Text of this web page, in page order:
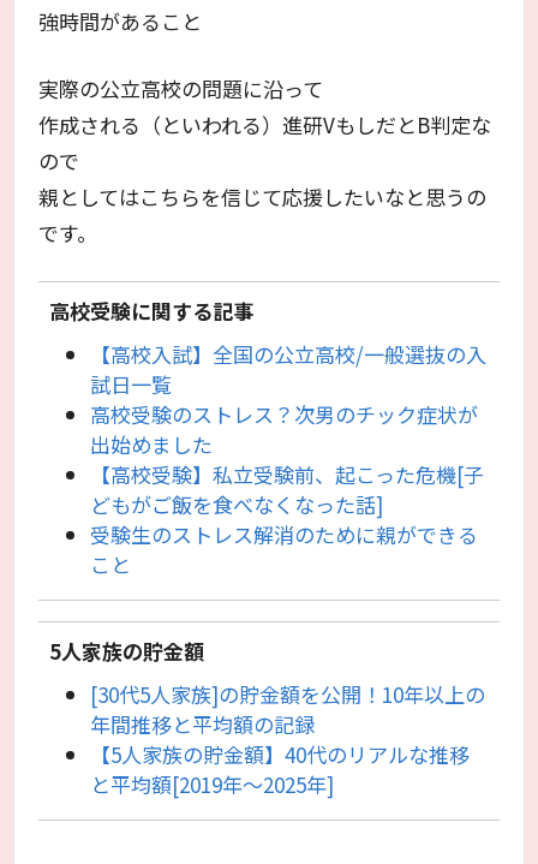
強時間があること
実際の公立高校の問題に沿って
作成される（といわれる）進研VもしだとB判定な
ので
親としてはこちらを信じて応援したいなと思うの
です。
高校受験に関する記事
【高校入試】全国の公立高校/一般選抜の入
試日一覧
高校受験のストレス？次男のチック症状が
出始めました
【高校受験】私立受験前、起こった危機[子
どもがご飯を食べなくなった話]
受験生のストレス解消のために親ができる
こと
5人家族の貯金額
[30代5人家族]の貯金額を公開！10年以上の
年間推移と平均額の記録
【5人家族の貯金額】40代のリアルな推移
と平均額[2019年〜2025年]